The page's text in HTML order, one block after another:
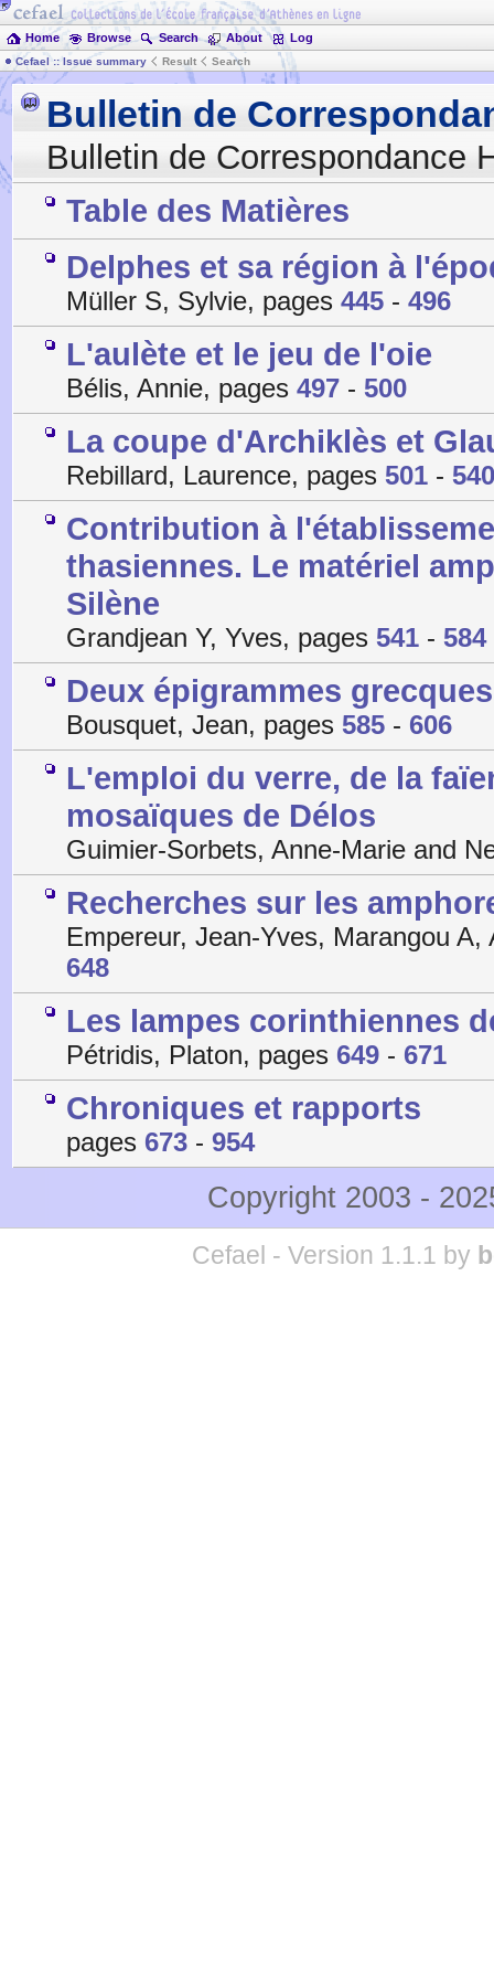
Home Browse Search About Log
Cefael :: Issue summary Result Search
Bulletin de
Bulletin de Correspondance
Table des Matières
Delphes et sa région à
Müller S, Sylvie, pages 445 - 496
L'aulète et le jeu de l'oie
Bélis, Annie, pages 497 - 500
La coupe d'Archiklès et
Rebillard, Laurence, pages 501 - 540
Contribution à
thasiennes. Le matériel
Silène
Grandjean Y, Yves, pages 541 - 584
Deux épigrammes
Bousquet, Jean, pages 585 - 606
L'emploi du verre, de la
mosaïques de Délos
Guimier-Sorbets, Anne-Marie and
Recherches sur les
Empereur, Jean-Yves, Marangou
648
Les lampes corinthiennes
Pétridis, Platon, pages 649 - 671
Chroniques et rapports
pages 673 - 954
Copyright 2003 -
Cefael - Version 1.1.1 by